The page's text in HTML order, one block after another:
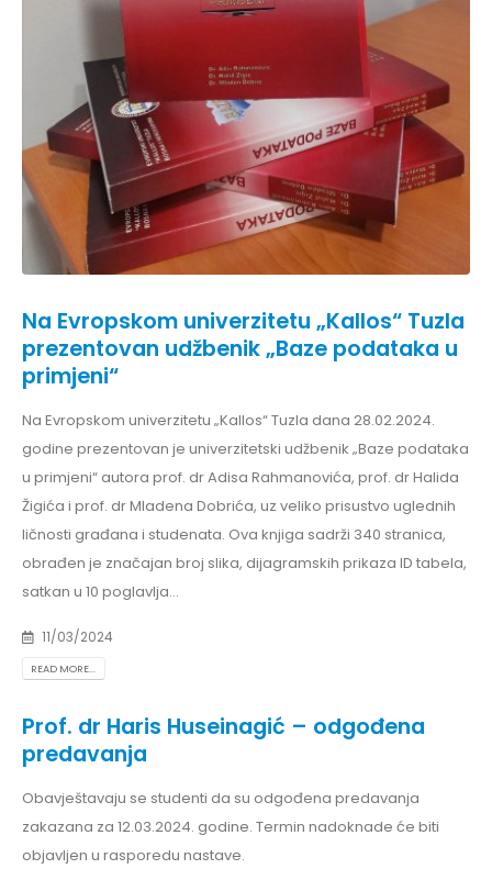
Na Evropskom univerzitetu „Kallos“ Tuzla
prezentovan udžbenik „Baze podataka u
primjeni“
Na Evropskom univerzitetu „Kallos“ Tuzla dana 28.02.2024.
godine prezentovan je univerzitetski udžbenik „Baze podataka
u primjeni“ autora prof. dr Adisa Rahmanovića, prof. dr Halida
Žigića i prof. dr Mladena Dobrića, uz veliko prisustvo uglednih
ličnosti građana i studenata. Ova knjiga sadrži 340 stranica,
obrađen je značajan broj slika, dijagramskih prikaza ID tabela,
satkan u 10 poglavlja...
11/03/2024
READ MORE...
Prof. dr Haris Huseinagić – odgođena
predavanja
Obavještavaju se studenti da su odgođena predavanja
zakazana za 12.03.2024. godine. Termin nadoknade će biti
objavljen u rasporedu nastave.